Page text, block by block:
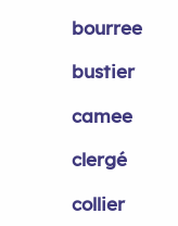
bourree
bustier
camee
clergé
collier